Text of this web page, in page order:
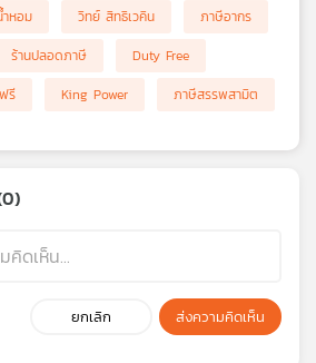
หอม วิทย์ สิทธิเวคิน
ภาษีอากร
ร้านปลอดภาษี
Duty Free
รี King Power ภาษีสรรพสามิต
0)
ยกเลิก ส่งความคิดเห็น